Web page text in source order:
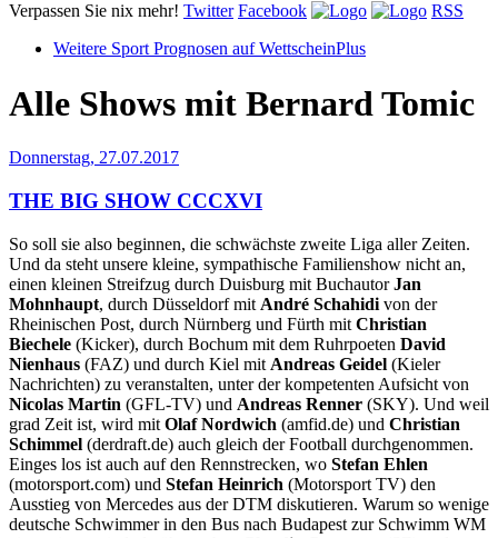
Verpassen Sie nix mehr! Twitter Facebook
RSS
Weitere Sport Prognosen auf WettscheinPlus
Alle Shows mit Bernard Tomic
Donnerstag, 27.07.2017
THE BIG SHOW CCCXVI
So soll sie also beginnen, die schwächste zweite Liga aller Zeiten.
Und da steht unsere kleine, sympathische Familienshow nicht an,
einen kleinen Streifzug durch Duisburg mit BuchautorJan
Mohnhaupt, durch Düsseldorf mit André Schahidi von der
Rheinischen Post, durch Nürnberg und Fürth mit Christian
Biechele (Kicker), durch Bochum mit dem Ruhrpoeten David
Nienhaus (FAZ) und durch Kiel mit Andreas Geidel (Kieler
Nachrichten) zu veranstalten, unter der kompetenten Aufsicht von
Nicolas Martin (GFL-TV) und Andreas Renner (SKY). Und weil
grad Zeit ist, wird mit Olaf Nordwich (amfid.de) und Christian
Schimmel (derdraft.de) auch gleich der Football durchgenommen.
Einges los ist auch auf den Rennstrecken, wo Stefan Ehlen
(motorsport.com) und Stefan Heinrich (Motorsport TV) den
Ausstieg von Mercedes aus der DTM diskutieren. Warum so wenige
deutsche Schwimmer in den Bus nach Budapest zur Schwimm WM